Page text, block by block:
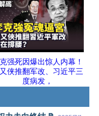
强死因爆出惊人内幕！
侠推翻军改、习近平三
度病发，